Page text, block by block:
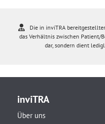
Die in inviTRA
das Verhältnis zwischen Patient/
dar, sondern dient
inviTRA
Über uns